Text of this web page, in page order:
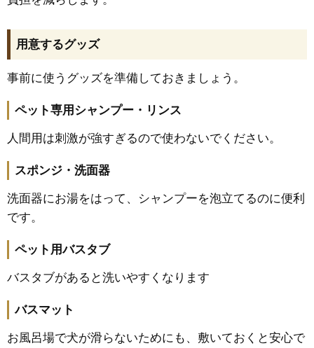
用意するグッズ
事前に使うグッズを準備しておきましょう。
ペット専用シャンプー・リンス
人間用は刺激が強すぎるので使わないでください。
スポンジ・洗面器
洗面器にお湯をはって、シャンプーを泡立てるのに便利
です。
ペット用バスタブ
バスタブがあると洗いやすくなります
バスマット
お風呂場で犬が滑らないためにも、敷いておくと安心で